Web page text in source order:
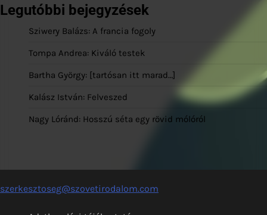
Legutóbbi bejegyzések
Sziwery Balázs: A francia fogoly
Tompa Andrea: Kiváló testek
Bartha György: [tartósan itt marad…]
Kalász István: Felveszed
Nagy Lóránd: Hosszú séta egy rövid mólóról
szerkesztoseg@szovetirodalom.com